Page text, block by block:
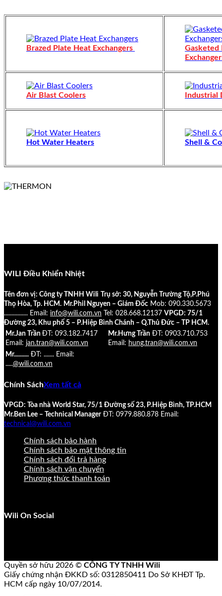
Brazed Plate Heat Exchangers
Gasketed
Air Blast Coolers Industrial
Hot Water Heaters Shell &
WILI Điều Khiển Nhiệt
Tên đơn vị: Công ty TNHH Wili Trụ sở: 30, Nguyễn Trường Tộ,P.Phú
Thọ Hòa, Tp. HCM. Mr.Phil Nguyen – Giám Đốc Mob: 090.330.5673
................ Email: info@wili.com.vn Tel: 028.668.12137 VPGD: 75/1
Đường 23, Khu phố 5 – P.Hiệp Bình Chánh – Q.Thủ Đức – TP HCM.
Mr.Jan Trần ĐT: 093.182.7417
Email: jan.tran@wili.com.vn
Mr.Hưng Trần ĐT: 0903.710.753
Email: hung.tran@wili.com.vn
Mr.......... ĐT: ....... Email:
.....@wili.com.vn
Chính SáchXem tất cả
VPGD: Tòa nhà World Star, 75/1 Đường số 23, P.Hiệp Bình, TP.HCM
Mr.Ben Lee – Technical Manager ĐT: 0979.880.878 Email:
technical@wili.com.vn
Chính sách bảo hành
Chính sách bảo mật thông tin
Chính sách đổi trả hàng
Chính sách vận chuyển
Phương thức thanh toán
Wili On Social
Quyền sở hữu 2026 © CÔNG TY TNHH Wili
Giấy chứng nhận ĐKKD số: 0312850411 Do Sở KHĐT Tp.
HCM cấp ngày 10/07/2014.